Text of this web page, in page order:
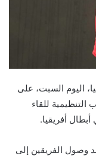
اليوم السبت، على
التنظيمية للقاء
وصول الفريقين إلى